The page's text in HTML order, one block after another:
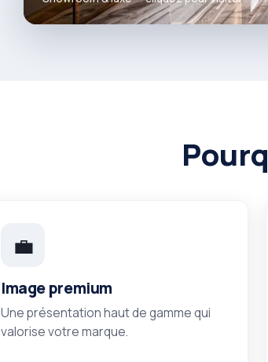
💼
Image premium
Une présentation haut de gamme qui
valorise votre marque.